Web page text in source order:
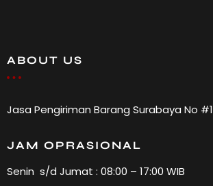
ABOUT US
Jasa Pengiriman Barang Surabaya No #1
JAM OPRASIONAL
Senin s/d Jumat : 08:00 – 17:00 WIB